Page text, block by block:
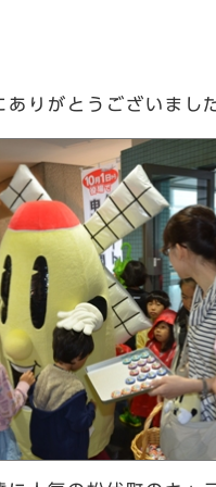
ありがとうございまし